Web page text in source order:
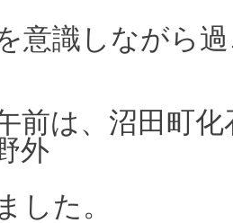
意識しながら
前は、沼田町
外
した。